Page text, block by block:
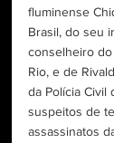
fluminense
Brasil, do seu
conselheiro
Rio, e de
da Polícia Civil
suspeitos de
assassinatos